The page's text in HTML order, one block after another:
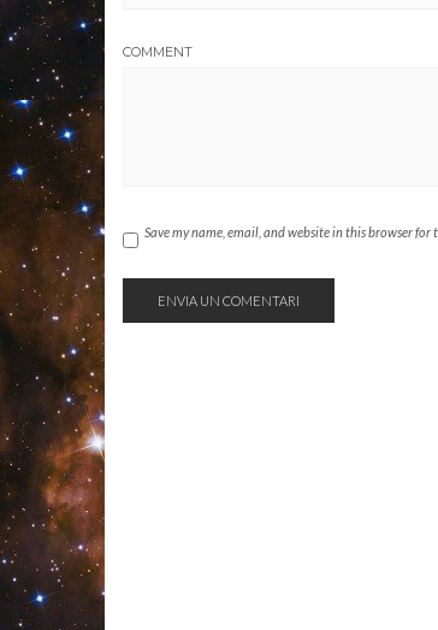
COMMENT
Save my name, email, and website in this browser for